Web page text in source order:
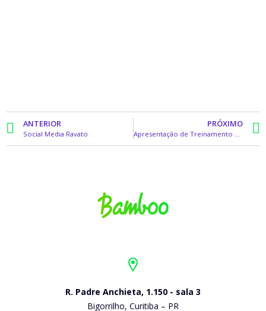
ANTERIOR
Social Media Ravato
PRÓXIMO
Apresentação de Treinamento Tok&Stok
R. Padre Anchieta, 1.150 - sala 3
Bigorrilho, Curitiba – PR